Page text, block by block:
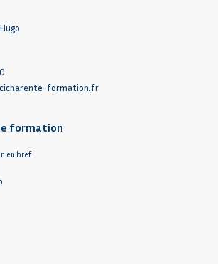
formation.fr
formation
en bref